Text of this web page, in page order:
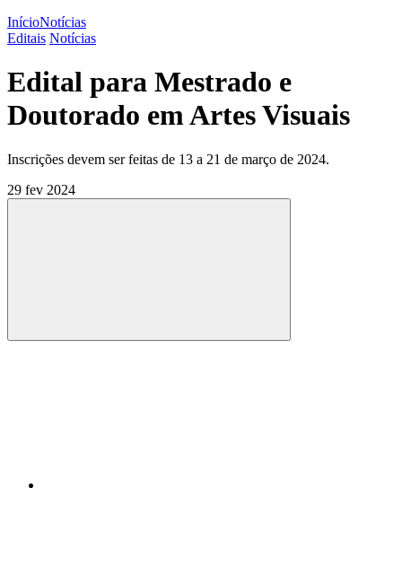
InícioNotícias
Editais Notícias
Edital para Mestrado e
Doutorado em Artes Visuais
Inscrições devem ser feitas de 13 a 21 de março de 2024.
29 fev 2024
Compartilhar